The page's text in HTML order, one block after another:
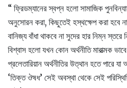
“ ফ্রিডম্যানের স্বপ্ন হলো সামাজিক
অনুসোরন করা, কিছুতেই হস্থক্ষেপ করা হবে না
বানিজ্য বাঁধা থাকবে না সুদের হার নিম্ন
বিশ্বাস হলো যখন কোন অর্থনীতি মারাত্মক
প্রলেতারিয়ান অর্থনীতির উত্থান হতে পারে
‘তিক্ত ঔষধ’ সেই অবস্থা থেকে সেই